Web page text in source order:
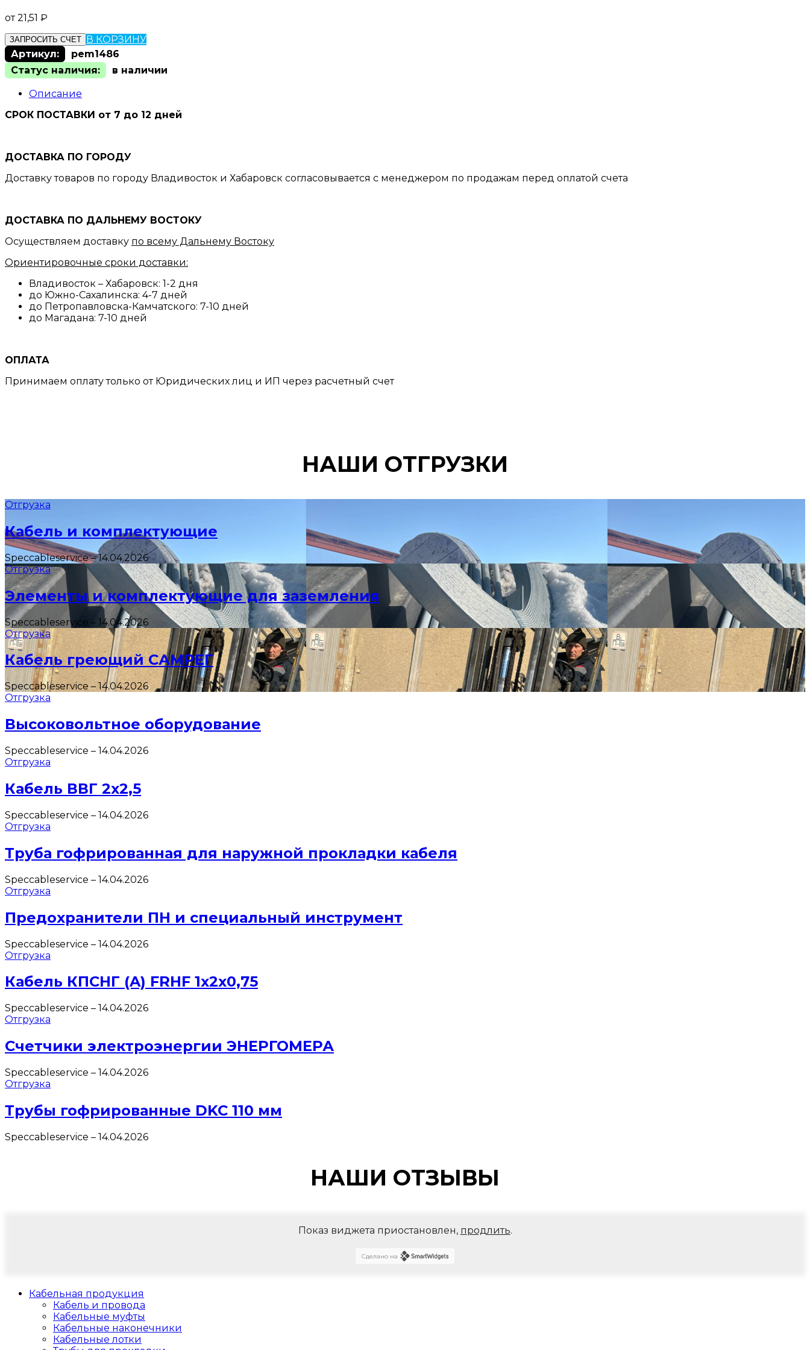
от21,51 ₽
ЗАПРОСИТЬ СЧЕТ В КОРЗИНУ
Артикул:
pem1486
Статус наличия:
в наличии
Описание
СРОК ПОСТАВКИ от 7 до 12 дней
ДОСТАВКА ПО ГОРОДУ
Доставку товаров по городу Владивосток и Хабаровск согласовывается с менеджером по продажам перед оплатой счета
ДОСТАВКА ПО ДАЛЬНЕМУ ВОСТОКУ
Осуществляем доставку по всему Дальнему Востоку
Ориентировочные сроки доставки:
Владивосток – Хабаровск: 1-2 дня
до Южно-Сахалинска: 4-7 дней
до Петропавловска-Камчатского: 7-10 дней
до Магадана: 7-10 дней
ОПЛАТА
Принимаем оплату только от Юридических лиц и ИП через расчетный счет
НАШИ ОТГРУЗКИ
Отгрузка
Кабель и комплектующие
Speccableservice–14.04.2026
Отгрузка
Элементы и комплектующие для заземления
Speccableservice – 14.04.2026
Отгрузка
Кабель греющий САМРЕГ
Speccableservice–14.04.2026
Отгрузка
Высоковольтное оборудование
Speccableservice – 14.04.2026
Отгрузка
Кабель ВВГ 2х2,5
Speccableservice – 14.04.2026
Отгрузка
Труба гофрированная для наружной прокладки кабеля
Speccableservice – 14.04.2026
Отгрузка
Предохранители ПН и специальный инструмент
Speccableservice – 14.04.2026
Отгрузка
Кабель КПСНГ (A) FRHF 1х2х0,75
Speccableservice – 14.04.2026
Отгрузка
Счетчики электроэнергии ЭНЕРГОМЕРА
Speccableservice – 14.04.2026
Отгрузка
Трубы гофрированные DKC 110 мм
Speccableservice – 14.04.2026
НАШИ ОТЗЫВЫ
Показ виджета приостановлен, продлить.
Сделано на
Кабельная продукция
Кабель и провода
Кабельные муфты
Кабельные наконечники
Кабельные лотки